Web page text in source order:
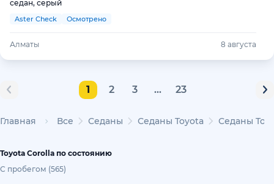
седан, серый
Aster Check Осмотрено
Алматы 8 августа
1 2 3 ... 23
Главная Все Седаны Седаны Toyota Седаны
Toyota Corolla по состоянию
С пробегом (565)